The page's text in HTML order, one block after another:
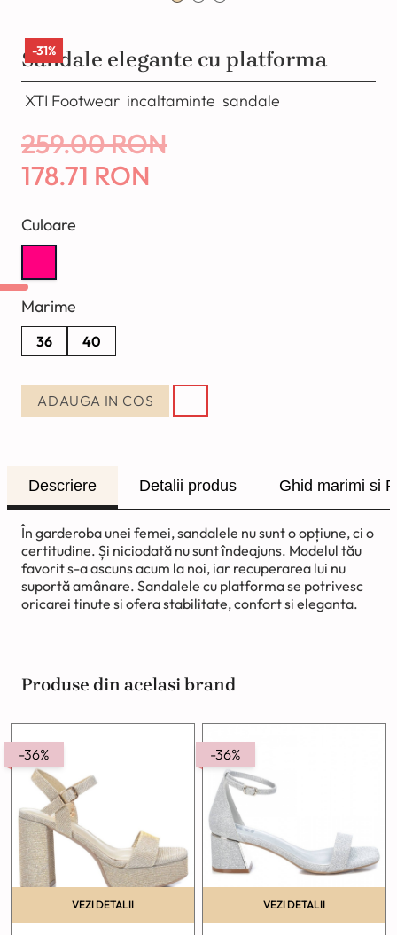
Sandale elegante cu platforma
XTI Footwear incaltaminte sandale
-31%
259.00 RON
178.71 RON
Culoare
Marime
36 40
ADAUGA IN COS
Descriere Detalii produs Ghid marimi si
În garderoba unei femei, sandalele nu sunt o opțiune, ci o
certitudine. Și niciodată nu sunt îndeajuns. Modelul tău
favorit s-a ascuns acum la noi, iar recuperarea lui nu
suportă amânare. Sandalele cu platforma se potrivesc
oricarei tinute si ofera stabilitate, confort si eleganta.
Produse din acelasi brand
-36%
VEZI DETALII
-36%
VEZI DETALII